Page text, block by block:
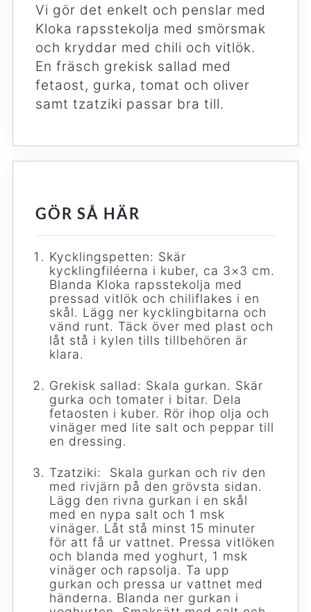
Vi gör det enkelt och penslar med
Kloka rapsstekolja med smörsmak
och kryddar med chili och vitlök.
En fräsch grekisk sallad med
fetaost, gurka, tomat och oliver
samt tzatziki passar bra till.
GÖR SÅ HÄR
Kycklingspetten: Skär
kycklingfiléerna i kuber, ca 3×3 cm.
Blanda Kloka rapsstekolja med
pressad vitlök och chiliflakes i en
skål. Lägg ner kycklingbitarna och
vänd runt. Täck över med plast och
låt stå i kylen tills tillbehören är
klara.
Grekisk sallad: Skala gurkan. Skär
gurka och tomater i bitar. Dela
fetaosten i kuber. Rör ihop olja och
vinäger med lite salt och peppar till
en dressing.
Tzatziki: Skala gurkan och riv den
med rivjärn på den grövsta sidan.
Lägg den rivna gurkan i en skål
med en nypa salt och 1 msk
vinäger. Låt stå minst 15 minuter
för att få ur vattnet. Pressa vitlöken
och blanda med yoghurt, 1 msk
vinäger och rapsolja. Ta upp
gurkan och pressa ur vattnet med
händerna. Blanda ner gurkan i